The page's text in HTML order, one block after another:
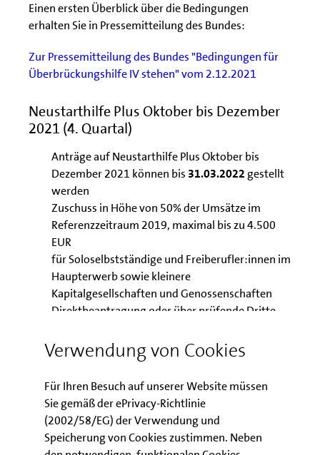
Verwendung von Cookies
Für Ihren Besuch auf unserer Website müssen
Sie gemäß der ePrivacy-Richtlinie
(2002/58/EG) der Verwendung und
Speicherung von Cookies zustimmen. Neben
Einen ersten Überblick über die Bedingungen
erhalten Sie in Pressemitteilung des Bundes:
Zur Pressemitteilung des Bundes "Bedingungen für
Überbrückungshilfe IV stehen" vom 2.12.2021
Neustarthilfe Plus Oktober bis Dezember
2021 (4. Quartal)
Anträge auf Neustarthilfe Plus Oktober bis
Dezember 2021 können bis 31.03.2022 gestellt
werden
Zuschuss in Höhe von 50% der Umsätze im
Referenzzeitraum 2019, maximal bis zu 4.500
EUR
für Soloselbstständige und Freiberufler:innen im
Haupterwerb sowie kleinere
Kapitalgesellschaften und Genossenschaften
Direktbeantragung oder über prüfende Dritte
Weitere Informationen finden Sie hier:
Dezember 2021 auf der Website des Bundes